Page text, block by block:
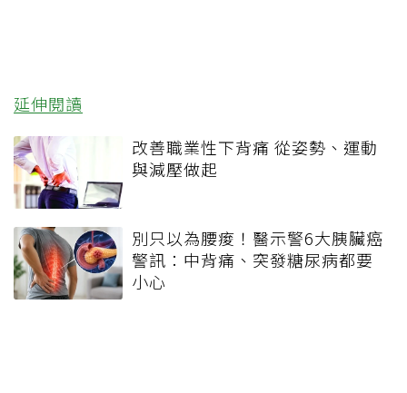
延伸閱讀
改善職業性下背痛 從姿勢、運動
與減壓做起
別只以為腰痠！醫示警6大胰臟癌
警訊：中背痛、突發糖尿病都要
小心